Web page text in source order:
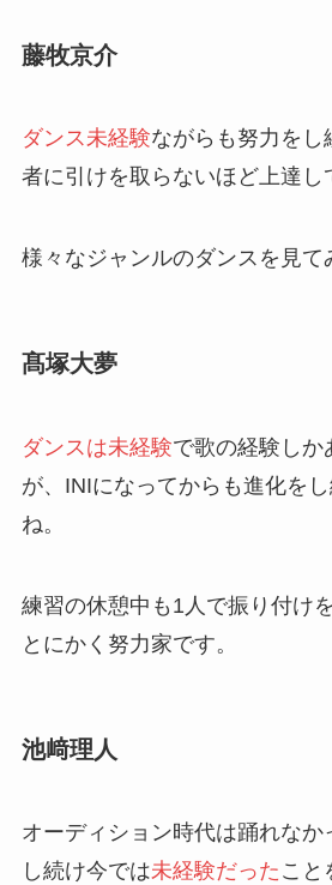
藤牧京介
ダンス未経験ながらも努力をし
者に引けを取らないほど上達し
様々なジャンルのダンスを見て
髙塚大夢
ダンスは未経験で歌の経験しか
が、INIになってからも進化を
ね。
練習の休憩中も1人で振り付け
とにかく努力家です。
池﨑理人
オーディション時代は踊れなか
し続け今では未経験だった こと